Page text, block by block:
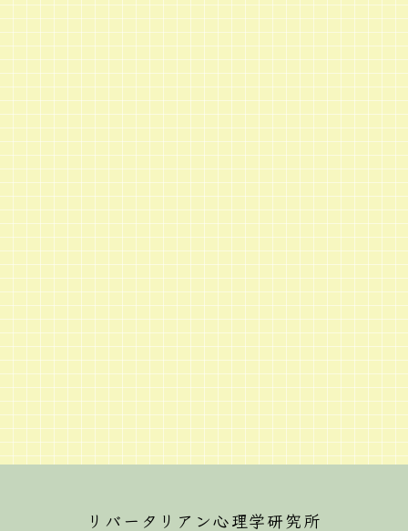
リバータリアン心理学研究所